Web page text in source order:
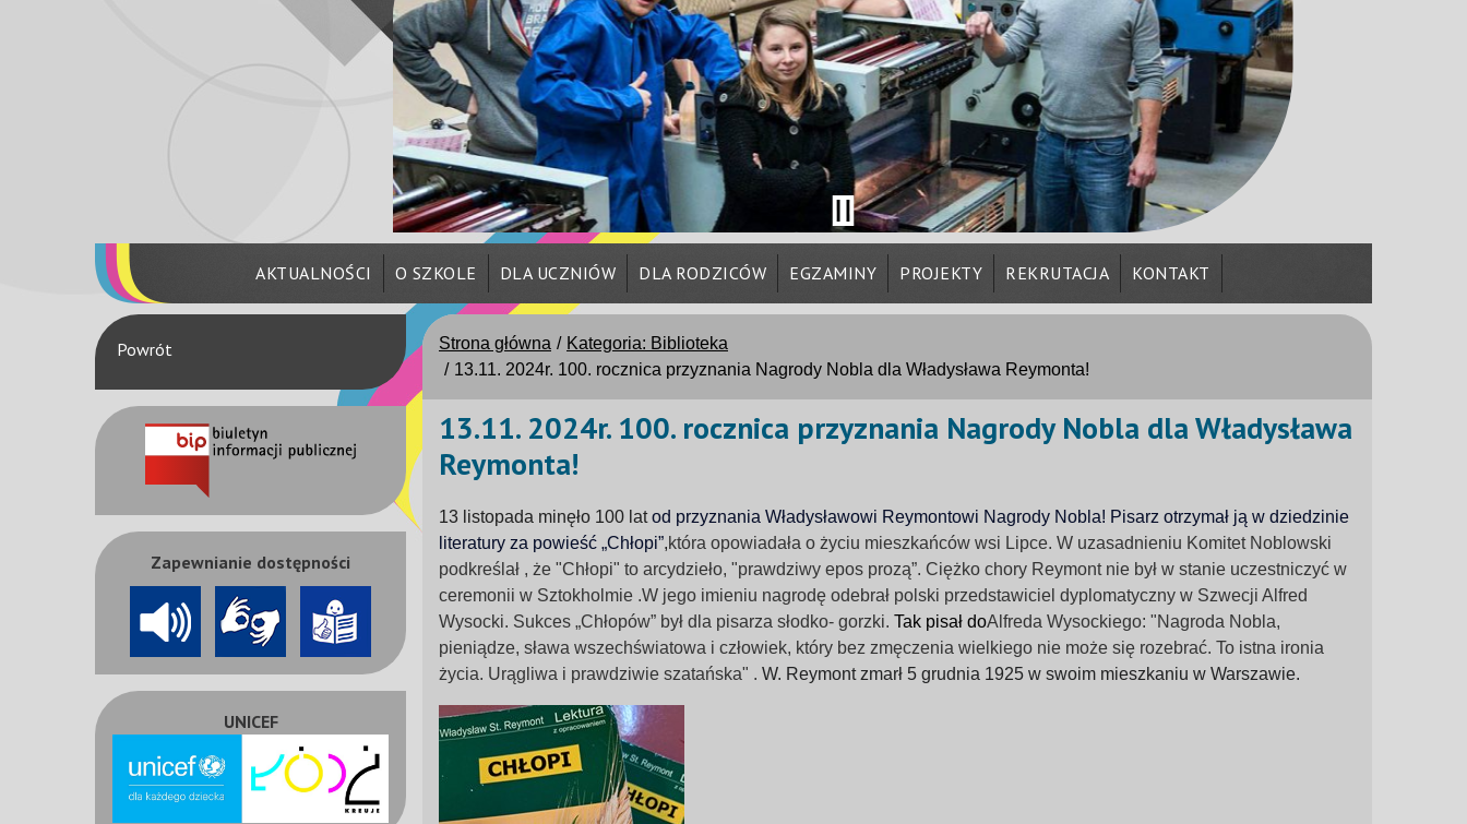
AKTUALNOŚCI O SZKOLE DLA UCZNIÓW DLA RODZICÓW EGZAMINY PROJEKTY REKRUTACJA KONTAKT
Strona główna
Kategoria: Biblioteka
13.11. 2024r. 100. rocznica przyznania Nagrody Nobla dla Władysława Reymonta!
13.11. 2024r. 100. rocznica przyznania Nagrody Nobla dla Władysława
Reymonta!
13 listopada minęło 100 latod przyznania Władysławowi Reymontowi Nagrody Nobla! Pisarz otrzymał ją w dziedzinie
literatury za powieść „Chłopi”,która opowiadała o życiu mieszkańców wsi Lipce. W uzasadnieniu Komitet Noblowski
podkreślał , że "Chłopi" to arcydzieło, "prawdziwy epos prozą”. Ciężko chory Reymont nie był w stanie uczestniczyć w
ceremonii w Sztokholmie .W jego imieniu nagrodę odebrał polski przedstawiciel dyplomatyczny w Szwecji Alfred
Wysocki. Sukces „Chłopów” był dla pisarza słodko- gorzki. Tak pisał doAlfreda Wysockiego: "Nagroda Nobla,
pieniądze, sława wszechświatowa i człowiek, który bez zmęczenia wielkiego nie może się rozebrać. To istna ironia
życia. Urągliwa i prawdziwie szatańska" . W. Reymont zmarł 5 grudnia 1925 w swoim mieszkaniu w Warszawie.
Powrót
Zapewnianie dostępności
UNICEF